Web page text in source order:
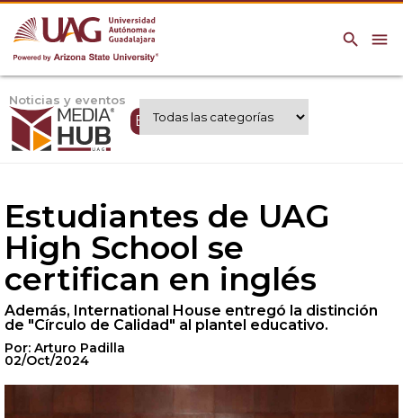
menu
search
Noticias y eventos
Expertos UAG
Estudiantes de UAG
High School se
certifican en inglés
Además, International House entregó la distinción
de "Círculo de Calidad" al plantel educativo.
Por: Arturo Padilla
02/Oct/2024